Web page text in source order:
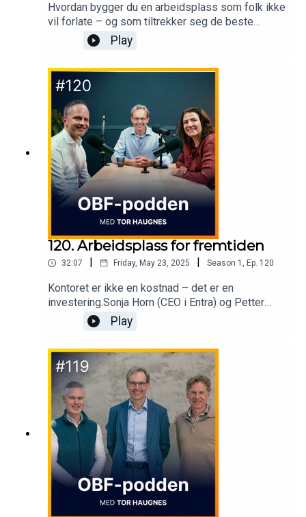
Hvordan bygger du en arbeidsplass som folk ikke
vil forlate – og som tiltrekker seg de beste
hodene?I denne episoden møter du Beathe
Knudstad Lopez (Dfind), Christian Børresen
(Randstad) og Nina Yttervik (Posten Bring) i en
ærlig og innsiktsfull samtale om kultur, ledelse og
hva arbeidstakere faktisk bryr seg om i 2025.
Play
120. Arbeidsplass for fremtiden
32:07 Friday, May 23, 2025 Season 1 , Ep. 120
Kontoret er ikke en kostnad – det er en
investering.Sonja Horn (CEO i Entra) og Petter
Vold (viseadministrerende direktør i PwC)
diskuterer funn fra Entras ferske rapport om
fremtidens arbeidsplass. Hvordan bruker vi
kontoret strategisk – for ledelse, kultur og
organisasjonsutvikling?
Play